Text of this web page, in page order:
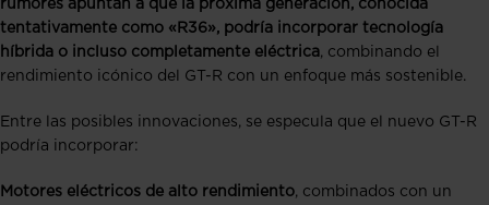
rumores apuntan a que la próxima generación, conocida
tentativamente como «R36», podría incorporar tecnología
híbrida o incluso completamente eléctrica, combinando el
rendimiento icónico del GT-R con un enfoque más sostenible.
Entre las posibles innovaciones, se especula que el nuevo GT-R
podría incorporar:
Motores eléctricos de alto rendimiento, combinados con un